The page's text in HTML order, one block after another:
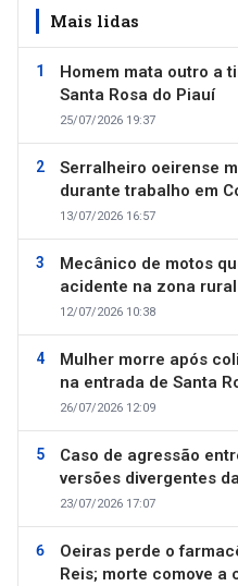
Mais lidas
Homem mata outro a
Santa Rosa do Piauí
25/07/2026 19:37
Serralheiro oeirense
durante trabalho em
13/07/2026 16:57
Mecânico de motos
acidente na zona
12/07/2026 10:38
Mulher morre após
na entrada de Santa
26/07/2026 12:09
Caso de agressão
versões divergentes
23/07/2026 17:07
Oeiras perde o
Reis; morte comove a